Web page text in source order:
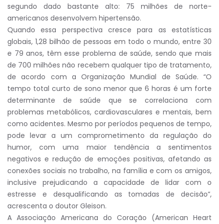
segundo dado bastante alto: 75 milhões de norte-
americanos desenvolvem hipertensão.
Quando essa perspectiva cresce para as estatísticas
globais, 1,28 bilhão de pessoas em todo o mundo, entre 30
e 79 anos, têm esse problema de saúde, sendo que mais
de 700 milhões não recebem qualquer tipo de tratamento,
de acordo com a Organização Mundial de Saúde. “O
tempo total curto de sono menor que 6 horas é um forte
determinante de saúde que se correlaciona com
problemas metabólicos, cardiovasculares e mentais, bem
como acidentes. Mesmo por períodos pequenos de tempo,
pode levar a um comprometimento da regulação do
humor, com uma maior tendência a sentimentos
negativos e redução de emoções positivas, afetando as
conexões sociais no trabalho, na família e com os amigos,
inclusive prejudicando a capacidade de lidar com o
estresse e desqualificando as tomadas de decisão”,
acrescenta o doutor Gleison.
A Associação Americana do Coração (American Heart